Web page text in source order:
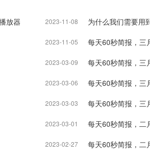
2023-11-08
放器 为什么我们需要用
2023-11-05 每天60秒简报，三
2023-03-09 每天60秒简报，三
2023-03-06 每天60秒简报，三
2023-03-03 每天60秒简报，三
2023-03-01 每天60秒简报，二
2023-02-27 每天60秒简报，二